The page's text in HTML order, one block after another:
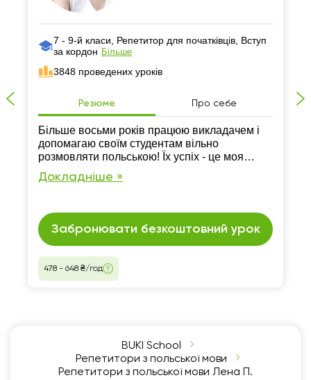
7 - 9-й класи, Репетитор для початківців, Вступ
за кордон Більше
3848 проведених уроків
Резюме Про себе
Більше восьми років працюю викладачем і
допомагаю своїм студентам вільно
розмовляти польською! Їх успіх - це моя
найбільша мотивація!
Докладніше »
Забронювати безкоштовний урок
478 - 648 ₴/год
BUKI School
Репетитори з польської мови
Репетитори з польської мови Лена П.